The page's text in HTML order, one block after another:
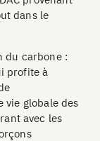
dans le
du carbone :
profite à
vie globale des
avec les